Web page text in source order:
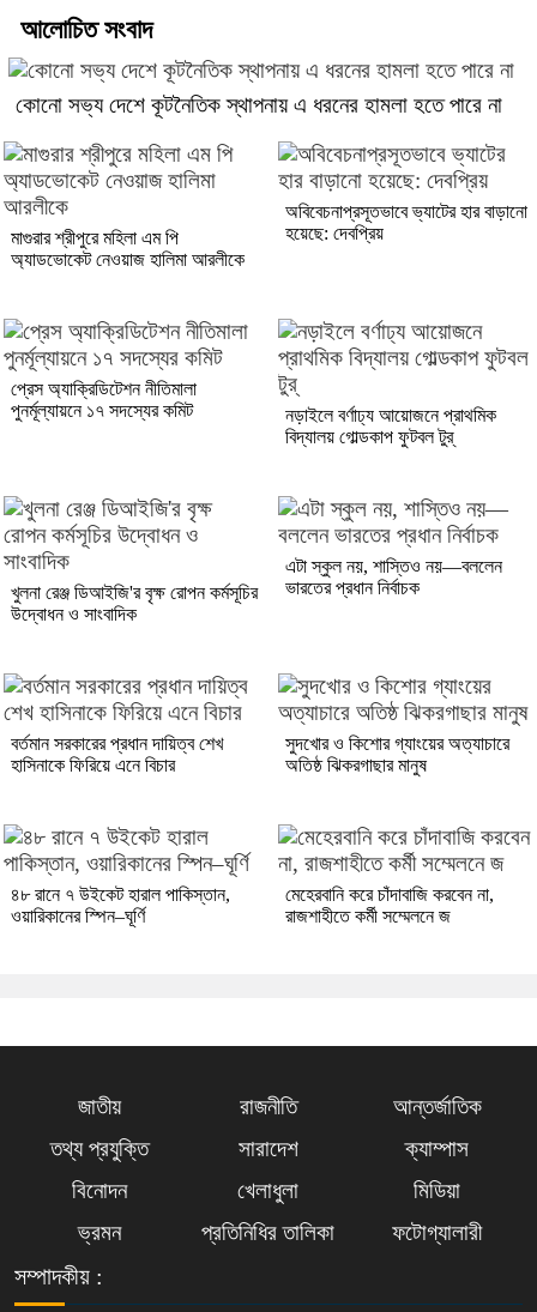
আলোচিত সংবাদ
কোনো সভ্য দেশে কূটনৈতিক স্থাপনায় এ ধরনের হামলা হতে পারে না
মাগুরার শ্রীপুরে মহিলা এম পি
অ্যাডভোকেট নেওয়াজ হালিমা আরলীকে
অবিবেচনাপ্রসূতভাবে ভ্যাটের হার বাড়ানো
হয়েছে: দেবপ্রিয়
প্রেস অ্যাক্রিডিটেশন নীতিমালা
পুনর্মূল্যায়নে ১৭ সদস্যের কমিট
নড়াইলে বর্ণাঢ্য আয়োজনে প্রাথমিক
বিদ্যালয় গোল্ডকাপ ফুটবল টুর্
খুলনা রেঞ্জ ডিআইজি'র বৃক্ষ রোপন কর্মসূচির
উদ্বোধন ও সাংবাদিক
এটা স্কুল নয়, শাস্তিও নয়—বললেন
ভারতের প্রধান নির্বাচক
বর্তমান সরকারের প্রধান দায়িত্ব শেখ
হাসিনাকে ফিরিয়ে এনে বিচার
সুদখোর ও কিশোর গ্যাংয়ের অত্যাচারে
অতিষ্ঠ ঝিকরগাছার মানুষ
৪৮ রানে ৭ উইকেট হারাল পাকিস্তান,
ওয়ারিকানের স্পিন–ঘূর্ণি
মেহেরবানি করে চাঁদাবাজি করবেন না,
রাজশাহীতে কর্মী সম্মেলনে জ
জাতীয় রাজনীতি
আন্তর্জাতিক
তথ্য প্রযুক্তি
সারাদেশ
ক্যাম্পাস
বিনোদন
খেলাধুলা
মিডিয়া
ভ্রমন
প্রতিনিধির তালিকা ফটোগ্যালারী
সম্পাদকীয় :